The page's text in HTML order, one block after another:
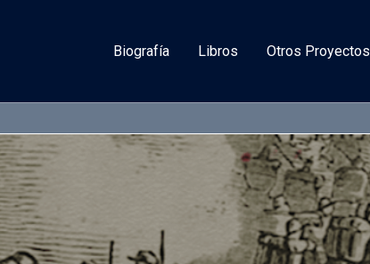
Biografía Libros Otros Proyectos